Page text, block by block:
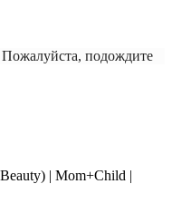
Пожалуйста, подождите
| Mom+Child |